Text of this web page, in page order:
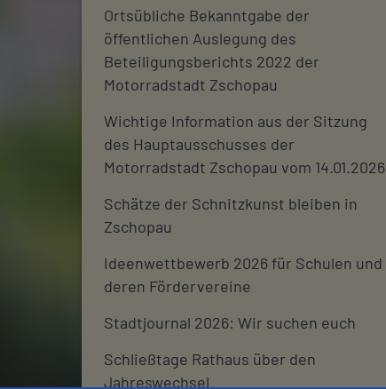
Ortsübliche Bekanntgabe der
öffentlichen Auslegung des
Beteiligungsberichts 2022 der
Motorradstadt Zschopau
Wichtige Information aus der Sitzung
des Hauptausschusses der
Motorradstadt Zschopau vom 14.01.2026
Schätze der Schnitzkunst bleiben in
Zschopau
Ideenwettbewerb 2026 für Schulen und
deren Fördervereine
Stadtjournal 2026: Wir suchen euch
Schließtage Rathaus über den
Jahreswechsel